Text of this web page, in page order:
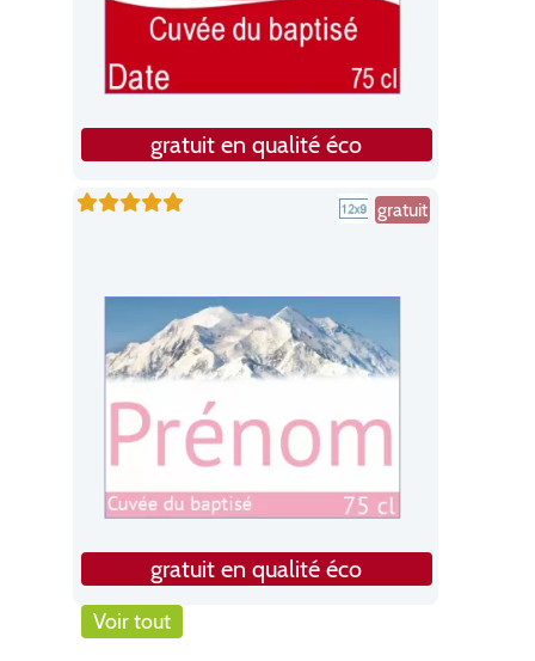
gratuit en qualité éco
gratuit
gratuit en qualité éco
Voir tout